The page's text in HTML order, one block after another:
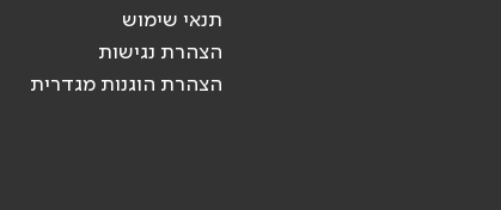
תנאי שימוש
הצהרת נגישות
הצהרת הוגנות מגדרית